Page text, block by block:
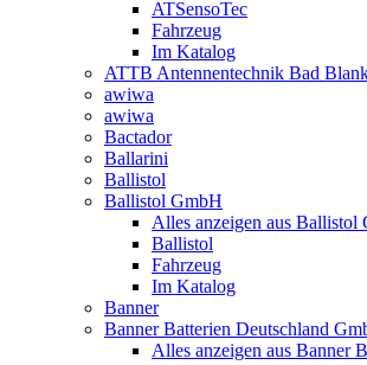
ATSensoTec
Fahrzeug
Im Katalog
ATTB Antennentechnik Bad
awiwa
awiwa
Bactador
Ballarini
Ballistol
Ballistol GmbH
Alles anzeigen aus Ballistol
Ballistol
Fahrzeug
Im Katalog
Banner
Banner Batterien Deutschland
Alles anzeigen aus Banner